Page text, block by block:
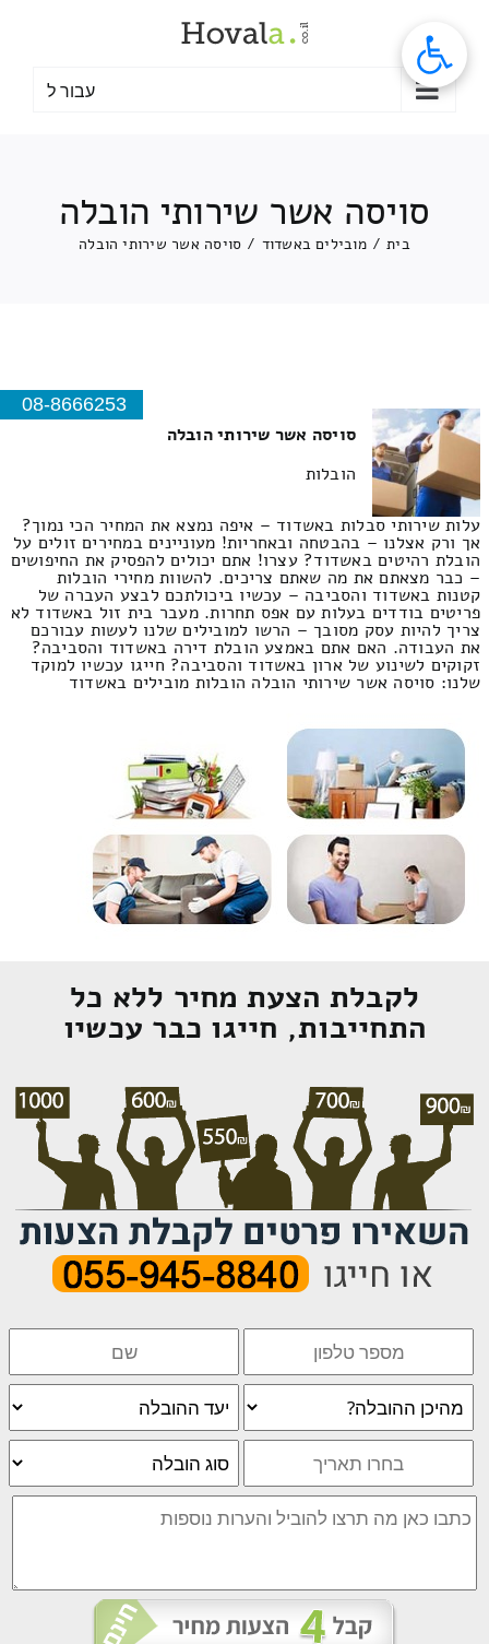
עבור ל
סויסה אשר שירותי הובלה
בית / מובילים באשדוד / סויסה אשר שירותי הובלה
08-8666253
סויסה אשר שירותי הובלה
הובלות
עלות שירותי סבלות באשדוד – איפה נמצא את המחיר הכי נמוך?
אך ורק אצלנו – בהבטחה ובאחריות! מעוניינים במחירים זולים על
הובלת רהיטים באשדוד? עצרו! אתם יכולים להפסיק את החיפושים
– כבר מצאתם את מה שאתם צריכים. להשוות מחירי הובלות
קטנות באשדוד והסביבה – עכשיו ביכולתכם לבצע העברה של
פריטים בודדים בעלות עם אפס תחרות. מעבר בית זול באשדוד לא
צריך להיות עסק מסובך – הרשו למובילים שלנו לעשות עבורכם
את העבודה. האם אתם באמצע הובלת דירה באשדוד והסביבה?
זקוקים לשינוע של ארון באשדוד והסביבה? חייגו עכשיו למוקד
שלנו: סויסה אשר שירותי הובלה הובלות מובילים באשדוד
לקבלת הצעת מחיר ללא כל
התחייבות, חייגו כבר עכשיו